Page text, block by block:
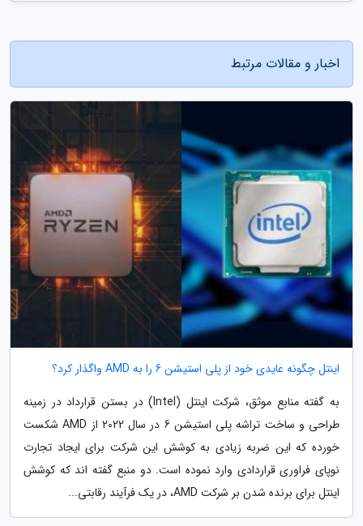
اخبار و مقالات مرتبط
اینتل چگونه عایدی خود از پلی استیشن 6 را به AMD واگذار کرد؟
به گفته منابع موثق، شرکت اینتل (Intel) در بستن قرارداد در زمینه
طراحی و ساخت تراشه پلی استیشن 6 در سال 2022 از AMD شکست
خورده که این ضربه زیادی به کوشش این شرکت برای ایجاد تجارت
نوپای فراوری قراردادی وارد نموده است. دو منبع گفته اند که کوشش
اینتل برای برنده شدن بر شرکت AMD، در یک فرآیند رقابتی...